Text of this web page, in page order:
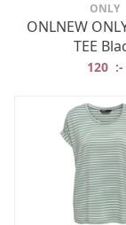
ONLY
ONLNEW
TEE
120 :-